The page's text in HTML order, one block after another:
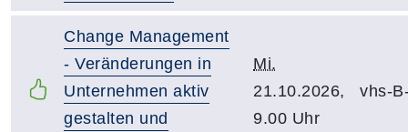
Change Management
- Veränderungen in
Unternehmen aktiv
gestalten und
Mi.
21.10.2026,
9.00 Uhr
vhs-